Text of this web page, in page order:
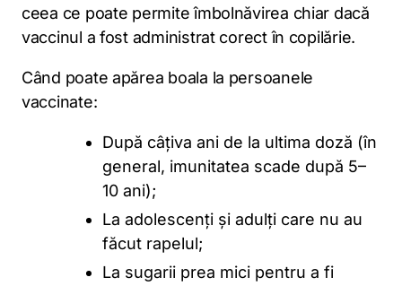
ceea ce poate permite îmbolnăvirea chiar dacă
vaccinul a fost administrat corect în copilărie.
Când poate apărea boala la persoanele
vaccinate:
După câțiva ani de la ultima doză (în
general, imunitatea scade după 5–
10 ani);
La adolescenți și adulți care nu au
făcut rapelul;
La sugarii prea mici pentru a fi